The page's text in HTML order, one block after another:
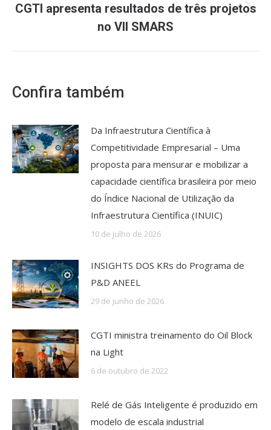
Próximo
post:
CGTI apresenta resultados de três projetos
no VII SMARS
Confira também
Da Infraestrutura Científica à
Competitividade Empresarial – Uma
proposta para mensurar e mobilizar a
capacidade científica brasileira por meio
do Índice Nacional de Utilização da
Infraestrutura Científica (INUIC)
10 de julho de 2026
INSIGHTS DOS KRs do Programa de
P&D ANEEL
29 de junho de 2026
CGTI ministra treinamento do Oil Block
na Light
6 de outubro de 2022
Relé de Gás Inteligente é produzido em
modelo de escala industrial